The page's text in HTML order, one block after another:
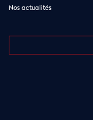
Nos actualités